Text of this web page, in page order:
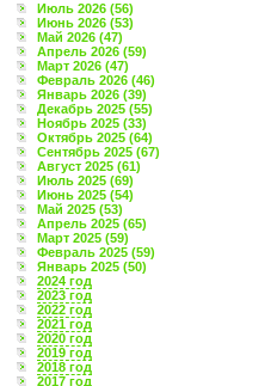
Июль 2026 (56)
Июнь 2026 (53)
Май 2026 (47)
Апрель 2026 (59)
Март 2026 (47)
Февраль 2026 (46)
Январь 2026 (39)
Декабрь 2025 (55)
Ноябрь 2025 (33)
Октябрь 2025 (64)
Сентябрь 2025 (67)
Август 2025 (61)
Июль 2025 (69)
Июнь 2025 (54)
Май 2025 (53)
Апрель 2025 (65)
Март 2025 (59)
Февраль 2025 (59)
Январь 2025 (50)
2024 год
2023 год
2022 год
2021 год
2020 год
2019 год
2018 год
2017 год